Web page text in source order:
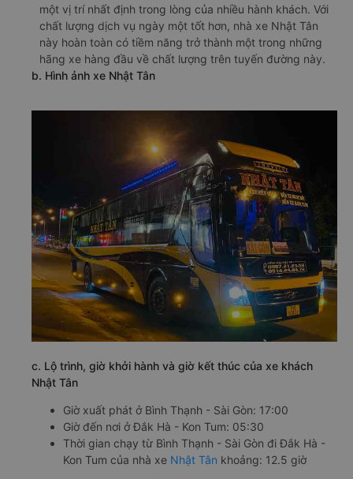
một vị trí nhất định trong lòng của nhiều hành khách. Với
chất lượng dịch vụ ngày một tốt hơn, nhà xe Nhật Tân
này hoàn toàn có tiềm năng trở thành một trong những
hãng xe hàng đầu về chất lượng trên tuyến đường này.
b. Hình ảnh xe Nhật Tân
c. Lộ trình, giờ khởi hành và giờ kết thúc của xe khách
Nhật Tân
Giờ xuất phát ở Bình Thạnh - Sài Gòn: 17:00
Giờ đến nơi ở Đắk Hà - Kon Tum: 05:30
Thời gian chạy từ Bình Thạnh - Sài Gòn đi Đắk Hà -
Kon Tum của nhà xe Nhật Tân khoảng: 12.5 giờ